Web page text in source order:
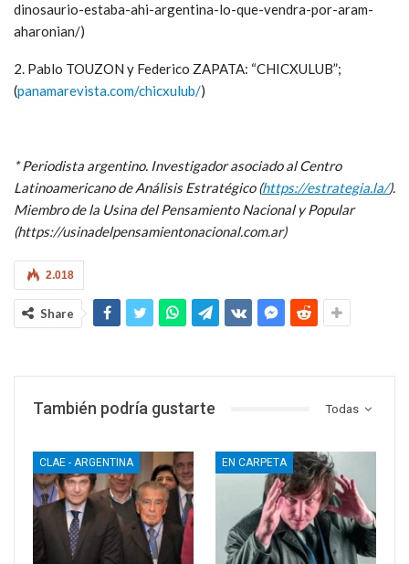
dinosaurio-estaba-ahi-argentina-lo-que-vendra-por-aram-
aharonian/)
2. Pablo TOUZON y Federico ZAPATA: “CHICXULUB”;
(panamarevista.com/chicxulub/)
* Periodista argentino. Investigador asociado al Centro
Latinoamericano de Análisis Estratégico (https://estrategia.la/).
Miembro de la Usina del Pensamiento Nacional y Popular
(https://usinadelpensamientonacional.com.ar)
2.018
Share
Todas
También podría gustarte
CLAE - ARGENTINA EN CARPETA